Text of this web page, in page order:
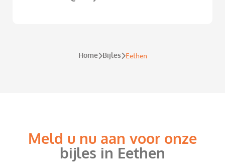
Home Bijles Eethen
Meld u nu aan voor onze
bijles in Eethen